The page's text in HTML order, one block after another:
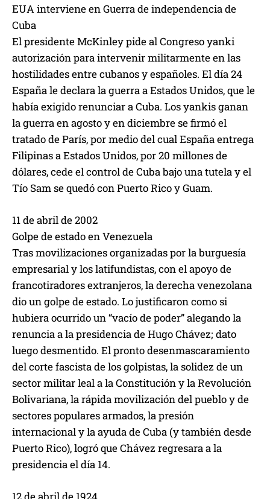
EUA interviene en Guerra de independencia de
Cuba
El presidente McKinley pide al Congreso yanki
autorización para intervenir militarmente en las
hostilidades entre cubanos y españoles. El día 24
España le declara la guerra a Estados Unidos, que le
había exigido renunciar a Cuba. Los yankis ganan
la guerra en agosto y en diciembre se firmó el
tratado de París, por medio del cual España entrega
Filipinas a Estados Unidos, por 20 millones de
dólares, cede el control de Cuba bajo una tutela y el
Tío Sam se quedó con Puerto Rico y Guam.
11 de abril de 2002
Golpe de estado en Venezuela
Tras movilizaciones organizadas por la burguesía
empresarial y los latifundistas, con el apoyo de
francotiradores extranjeros, la derecha venezolana
dio un golpe de estado. Lo justificaron como si
hubiera ocurrido un “vacío de poder” alegando la
renuncia a la presidencia de Hugo Chávez; dato
luego desmentido. El pronto desenmascaramiento
del corte fascista de los golpistas, la solidez de un
sector militar leal a la Constitución y la Revolución
Bolivariana, la rápida movilización del pueblo y de
sectores populares armados, la presión
internacional y la ayuda de Cuba (y también desde
Puerto Rico), logró que Chávez regresara a la
presidencia el día 14.
12 de abril de 1924